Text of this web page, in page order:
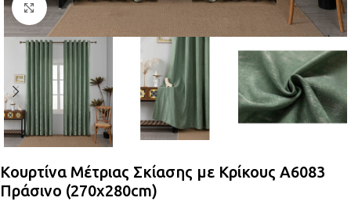
Κλικ για μεγέθυνση
Κουρτίνα Μέτριας Σκίασης με Κρίκους A6083
Πράσινο (270x280cm)